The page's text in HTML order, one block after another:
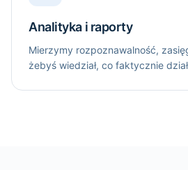
Analityka i raporty
Mierzymy rozpoznawalność,
żebyś wiedział, co faktycznie